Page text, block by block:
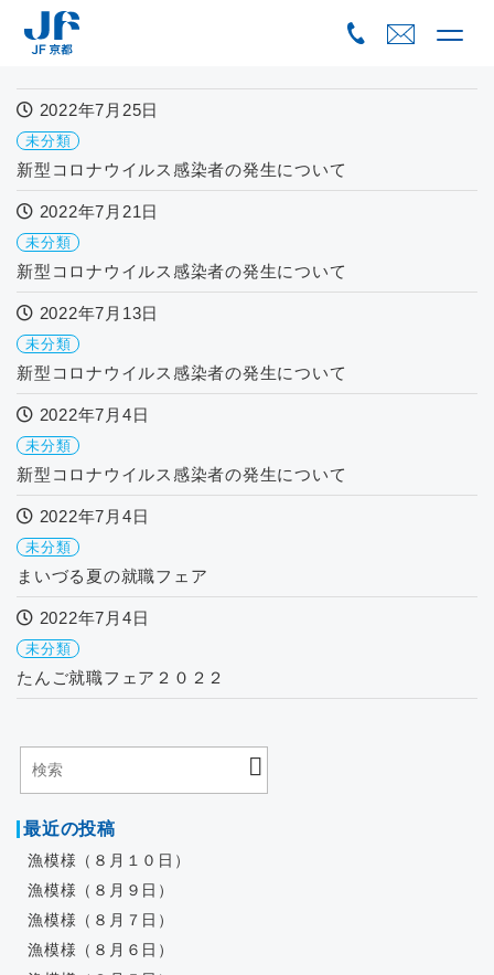
2022年7月25日
未分類
新型コロナウイルス感染者の発生について
2022年7月21日
未分類
新型コロナウイルス感染者の発生について
2022年7月13日
未分類
新型コロナウイルス感染者の発生について
2022年7月4日
未分類
新型コロナウイルス感染者の発生について
2022年7月4日
未分類
まいづる夏の就職フェア
2022年7月4日
未分類
たんご就職フェア２０２２
最近の投稿
漁模様（８月１０日）
漁模様（８月９日）
漁模様（８月７日）
漁模様（８月６日）